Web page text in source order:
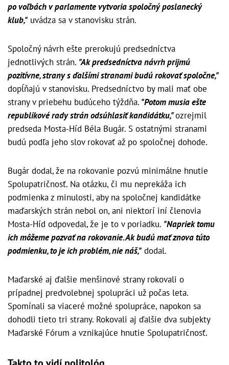
po voľbách v parlamente vytvoria spoločný poslanecký
klub," uvádza sa v stanovisku strán.
Spoločný návrh ešte prerokujú predsedníctva
jednotlivých strán. "Ak predsedníctva návrh prijmú
pozitívne, strany s ďalšími stranami budú rokovať spoločne,"
dopĺňajú v stanovisku. Predsedníctvo by mali mať obe
strany v priebehu budúceho týždňa. "Potom musia ešte
republikové rady strán odsúhlasiť kandidátku,"ozrejmil
predseda Mosta-Híd Béla Bugár. S ostatnými stranami
budú podľa jeho slov rokovať až po spoločnej dohode.
Bugár dodal, že na rokovanie pozvú minimálne hnutie
Spolupatričnosť. Na otázku, či mu neprekáža ich
podmienka z minulosti, aby na spoločnej kandidátke
maďarských strán nebol on, ani niektorí iní členovia
Mosta-Híd odpovedal, že je to v poriadku. "Napriek tomu
ich môžeme pozvať na rokovanie. Ak budú mať znova túto
podmienku, to je ich problém, nie náš," dodal.
Maďarské aj ďalšie menšinové strany rokovali o
prípadnej predvolebnej spolupráci už počas leta.
Spomínali sa viaceré možné spolupráce, napokon sa
dohodli tieto tri strany. Rokovali aj ďalšie dva subjekty
Maďarské Fórum a vznikajúce hnutie Spolupatričnosť.